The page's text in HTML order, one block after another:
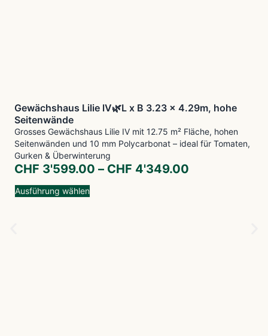
Gewächshaus Lilie lV🌿L x B 3.23 x 4.29m, hohe
Seitenwände
Grosses Gewächshaus Lilie IV mit 12.75 m² Fläche, hohen
Seitenwänden und 10 mm Polycarbonat – ideal für Tomaten,
Gurken & Überwinterung
CHF 3'599.00 – CHF 4'349.00
Ausführung wählen